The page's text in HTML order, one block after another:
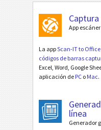
App
La appScan-IT to Office
códigos de barras
Excel, Word, Google
aplicación de PC o Mac.
línea
Generador